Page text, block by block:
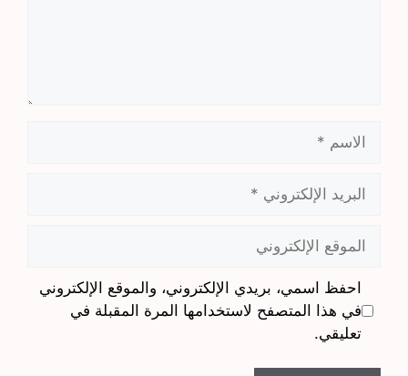
الإلكتروني
الإلكتروني
احفظ اسمي، بريدي الإلكتروني، والموقع الإلكتروني
في هذا المتصفح لاستخدامها المرة المقبلة في
تعليقي.